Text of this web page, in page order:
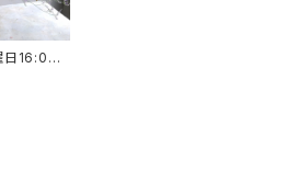
日16:00
le
コ